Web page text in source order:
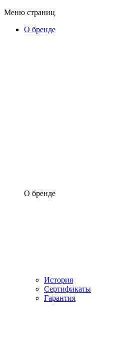
Меню страниц
О бренде
О бренде
История
Сертификаты
Гарантия